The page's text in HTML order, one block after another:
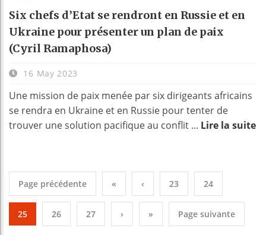
Six chefs d’Etat se rendront en Russie et en
Ukraine pour présenter un plan de paix
(Cyril Ramaphosa)
16 May 2023
Une mission de paix menée par six dirigeants africains
se rendra en Ukraine et en Russie pour tenter de
trouver une solution pacifique au conflit ... Lire la suite
Page précédente « ‹ 23 24
25 26 27 › » Page suivante